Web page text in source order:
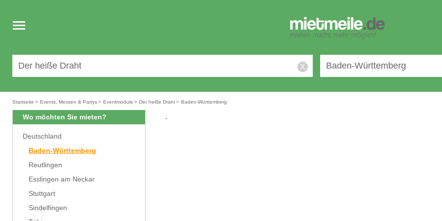
Toggle
navigation
X
Startseite > Events, Messen & Partys> Eventmodule > Der heiße Draht> Baden-Württemberg
Wo möchten Sie mieten?
Deutschland
Baden-Württemberg
Reutlingen
Esslingen am Neckar
Stuttgart
Sindelfingen